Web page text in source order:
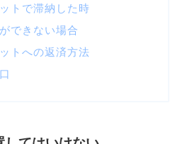
トで滞納した時
できない場合
トへの返済方法